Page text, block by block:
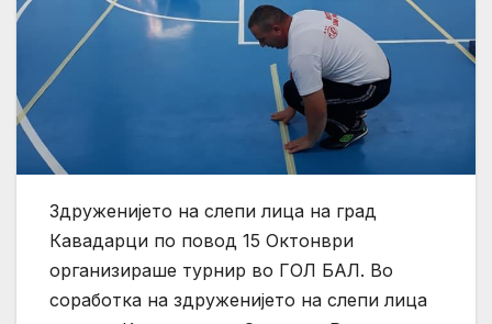
Здруженијето на слепи лица на град
Кавадарци по повод 15 Октонври
организираше турнир во ГОЛ БАЛ. Во
соработка на здруженијето на слепи лица